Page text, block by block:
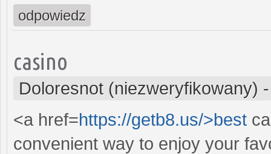
odpowiedz
casino
Doloresnot (niezweryfikowany)
<a href=https://getb8.us/>best
convenient way to enjoy your